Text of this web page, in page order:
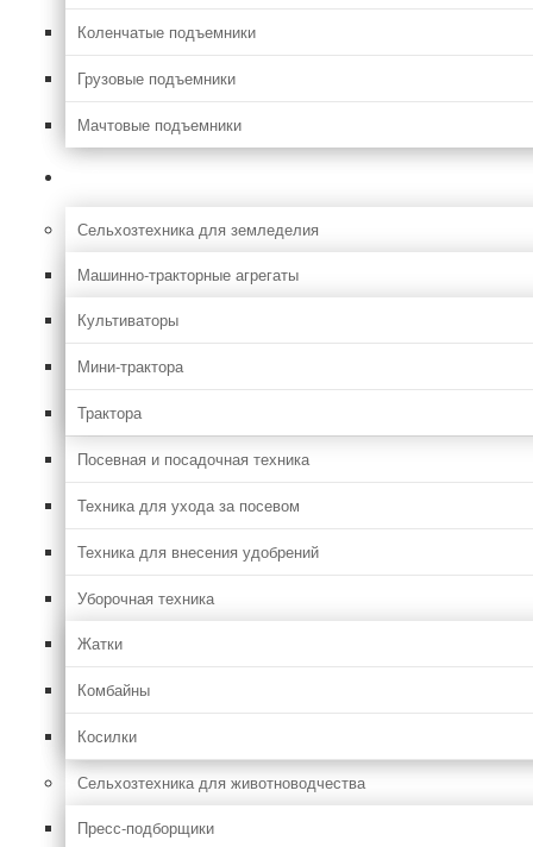
Коленчатые подъемники
Грузовые подъемники
Мачтовые подъемники
Сельхозтехника для земледелия
Машинно-тракторные агрегаты
Культиваторы
Мини-трактора
Трактора
Посевная и посадочная техника
Техника для ухода за посевом
Техника для внесения удобрений
Уборочная техника
Жатки
Комбайны
Косилки
Сельхозтехника для животноводчества
Пресс-подборщики